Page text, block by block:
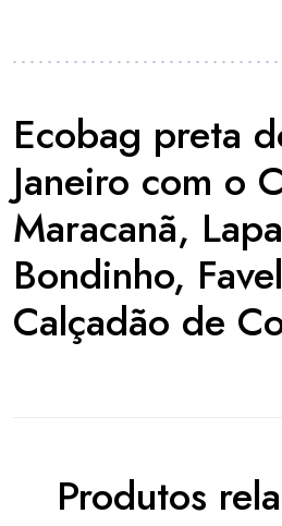
Ecobag preta
Janeiro com o
Maracanã,
Bondinho,
Calçadão de
Produtos